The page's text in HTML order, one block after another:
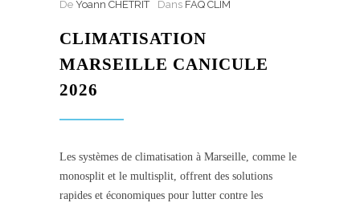
De Yoann CHETRIT Dans FAQ CLIM
CLIMATISATION
MARSEILLE CANICULE
2026
Les systèmes de climatisation à Marseille, comme le
monosplit et le multisplit, offrent des solutions
rapides et économiques pour lutter contre les